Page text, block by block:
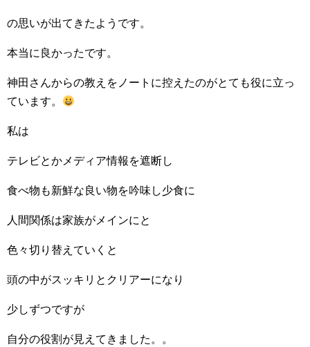
の思いが出てきたようです。
本当に良かったです。
神田さんからの教えをノートに控えたのがとても役に立っ
ています。
私は
テレビとかメディア情報を遮断し
食べ物も新鮮な良い物を吟味し少食に
人間関係は家族がメインにと
色々切り替えていくと
頭の中がスッキリとクリアーになり
少しずつですが
自分の役割が見えてきました。。